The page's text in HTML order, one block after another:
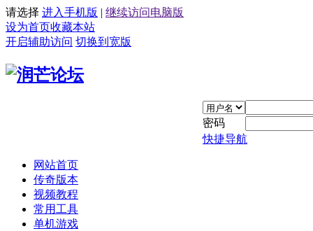
请选择 进入手机版 | 继续访问电脑版
设为首页收藏本站
开启辅助访问 切换到宽版
密码
快捷导航
网站首页
传奇版本
视频教程
常用工具
单机游戏